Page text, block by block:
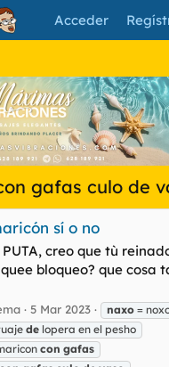
Acceder
gafas culo de
sí o no
creo que tù
bloqueo? que cosa
5 Mar 2023 naxo =
de lopera en el pesho
con gafas